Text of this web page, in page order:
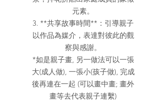
元素。
3. **共享故事時間**：引導親子
以作品為媒介，表達對彼此的觀
察與感謝。
*如是親子畫, 另一做法可以一張
大(成人做), 一張小(孩子做), 完成
後再連在一起 (可以畫中畫; 畫外
畫等去代表親子連繫)